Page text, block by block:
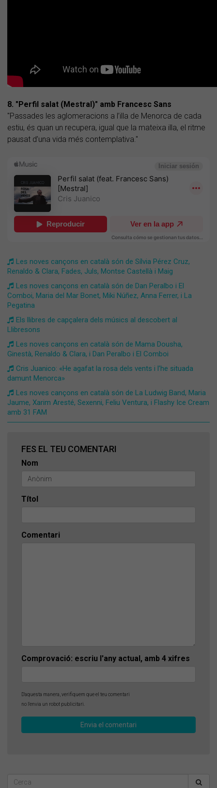
8. "Perfil salat (Mestral)" amb Francesc Sans
"Passades les aglomeracions a l’illa de Menorca de cada
estiu, és quan un recupera, igual que la mateixa illa, el ritme
pausat d’una vida més contemplativa."
Les noves cançons en català són de Sílvia Pérez Cruz,
Renaldo & Clara, Fades, Juls, Montse Castellà i Maig
Les noves cançons en català són de Dan Peralbo i El
Comboi, Maria del Mar Bonet, Miki Núñez, Anna Ferrer, i La
Pegatina
Els llibres de capçalera dels músics al descobert al
Llibresons
Les noves cançons en català són de Mama Dousha,
Ginestà, Renaldo & Clara, i Dan Peralbo i El Comboi
Cris Juanico: «He agafat la rosa dels vents i l’he situada
damunt Menorca»
Les noves cançons en català són de La Ludwig Band, Maria
Jaume, Xarim Aresté, Sexenni, Feliu Ventura, i Flashy Ice Cream
amb 31 FAM
FES EL TEU COMENTARI
Nom
Títol
Comentari
Comprovació: escriu l'any actual, amb 4 xifres
D'aquesta manera, verifiquem que el teu comentari
no l'envia un robot publicitari.